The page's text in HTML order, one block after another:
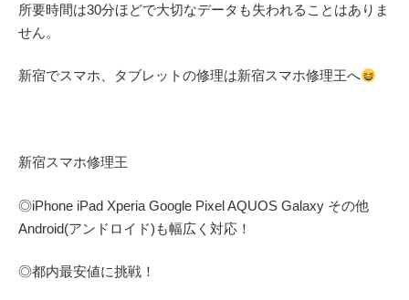
所要時間は30分ほどで大切なデータも失われることはありま
せん。
新宿でスマホ、タブレットの修理は新宿スマホ修理王へ
新宿スマホ修理王
◎iPhone iPad Xperia Google Pixel AQUOS Galaxy その他
Android(アンドロイド) も幅広く対応！
◎都内最安値に挑戦！